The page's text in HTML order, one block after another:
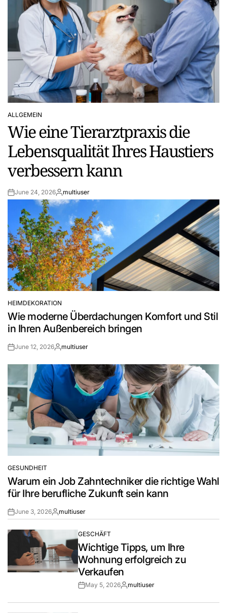
POSTED
IN
ALLGEMEIN
Wie eine Tierarztpraxis die
Lebensqualität Ihres Haustiers
verbessern kann
PostJune 24, 2026By:multiuser
POSTED
IN
HEIMDEKORATION
Wie moderne Überdachungen Komfort und Stil
in Ihren Außenbereich bringen
PostJune 12, 2026By:multiuser
POSTED
IN
GESUNDHEIT
Warum ein Job Zahntechniker die richtige Wahl
für Ihre berufliche Zukunft sein kann
PostJune 3, 2026By:multiuser
POSTED
IN
GESCHÄFT
Wichtige Tipps, um Ihre
Wohnung erfolgreich zu
Verkaufen
PostMay 5, 2026By:multiuser